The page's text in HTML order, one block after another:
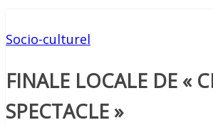
Socio-culturel
FINALE LOCALE DE «
SPECTACLE »